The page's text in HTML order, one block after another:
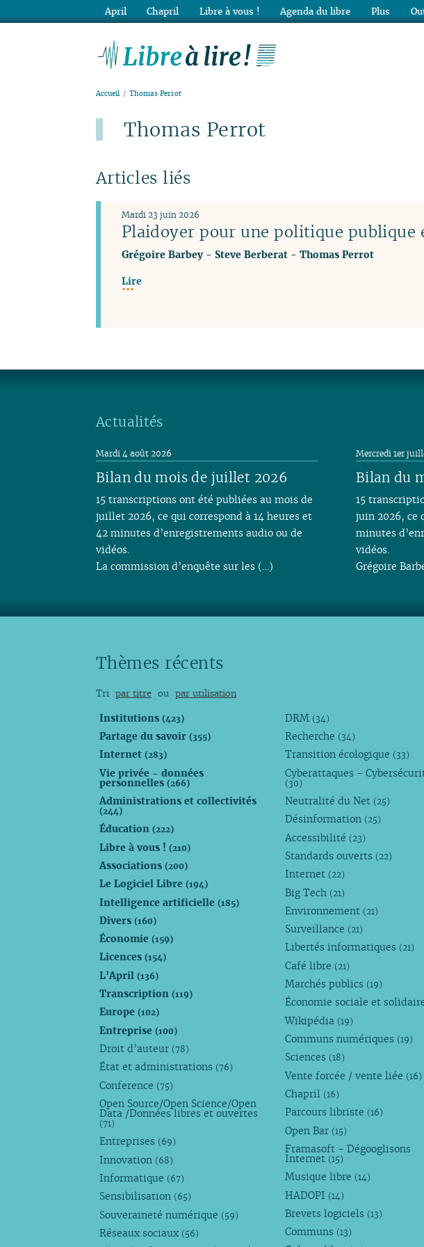
Accueil Thomas Perrot
Thomas Perrot
Articles liés
Plaidoyer pour une politique publique
Mardi 23 juin 2026
Grégoire Barbey- Steve Berberat- Thomas Perrot
Lire
Actualités
Bilan du mois de juillet 2026
Mardi 4 août 2026
15 transcriptions ont été publiées au mois de
juillet 2026, ce qui correspond à 14 heures et
42 minutes d’enregistrements audio ou de
vidéos.
La commission d’enquête sur les (…)
Bilan du
Mercredi 1er
15
juin 2026, ce
minutes
vidéos.
Grégoire
Thèmes récents
Tri par titre ou par utilisation
Institutions(423)
Partage du savoir(355)
Internet(283)
Vie privée - données
personnelles(266)
Administrations et collectivités
(244)
Éducation(222)
Libre à vous !(210)
Associations(200)
Le Logiciel Libre(194)
Intelligence artificielle(185)
Divers(160)
Économie(159)
Licences(154)
L’April(136)
Transcription(119)
Europe(102)
Entreprise(100)
Droit d’auteur (78)
État et administrations (76)
Conference (75)
Open Source/Open Science/Open
Data /Données libres et ouvertes
(71)
Entreprises (69)
Innovation (68)
Informatique (67)
Sensibilisation (65)
Souveraineté numérique (59)
Réseaux sociaux (56)
DRM (34)
Recherche (34)
Transition écologique (33)
Cyberattaques -
(30)
Neutralité du Net (25)
Désinformation (25)
Accessibilité (23)
Standards ouverts (22)
Internet (22)
Big Tech (21)
Environnement (21)
Surveillance (21)
Libertés informatiques (21)
Café libre (21)
Marchés publics (19)
Économie sociale et
Wikipédia (19)
Communs numériques (19)
Sciences (18)
Vente forcée / vente liée (16)
Chapril (16)
Parcours libriste (16)
Open Bar (15)
Framasoft - Dégooglisons
Internet (15)
Musique libre (14)
HADOPI (14)
Brevets logiciels (13)
Communs (13)
April Chapril Libre à vous ! Agenda du libre Plus